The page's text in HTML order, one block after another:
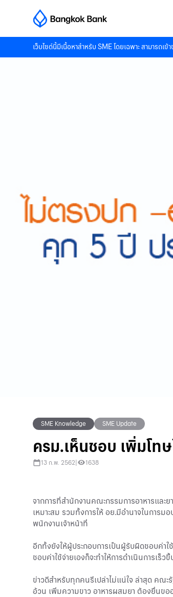
เว็บไซต์นี้มีเนื้อหาสำหรับ SME โดยเฉพาะ สามารถเ
SME Knowledge SME Update
ครม.เห็นชอบ เพิ่มโท
13 ก.พ. 2562| 1638
จากการที่สำนักงานคณะกรรมการอาหารแล
เหมาะสม รวมทั้งการให้ อย.มีอำนาจในการ
พนักงานเจ้าหน้าที่
อีกทั้งยังให้ผู้ประกอบการเป็นผู้รับผิดชอบค่า
ชอบค่าใช้จ่ายเองก็จะทำให้การดำเนินการเร็วขึ้
ข่าวดีสำหรับทุกคนรึเปล่าไม่แน่ใจ ล่าสุด คณ
อ้วน เพิ่มความขาว อาหารผสมยา ต้องยื่นข